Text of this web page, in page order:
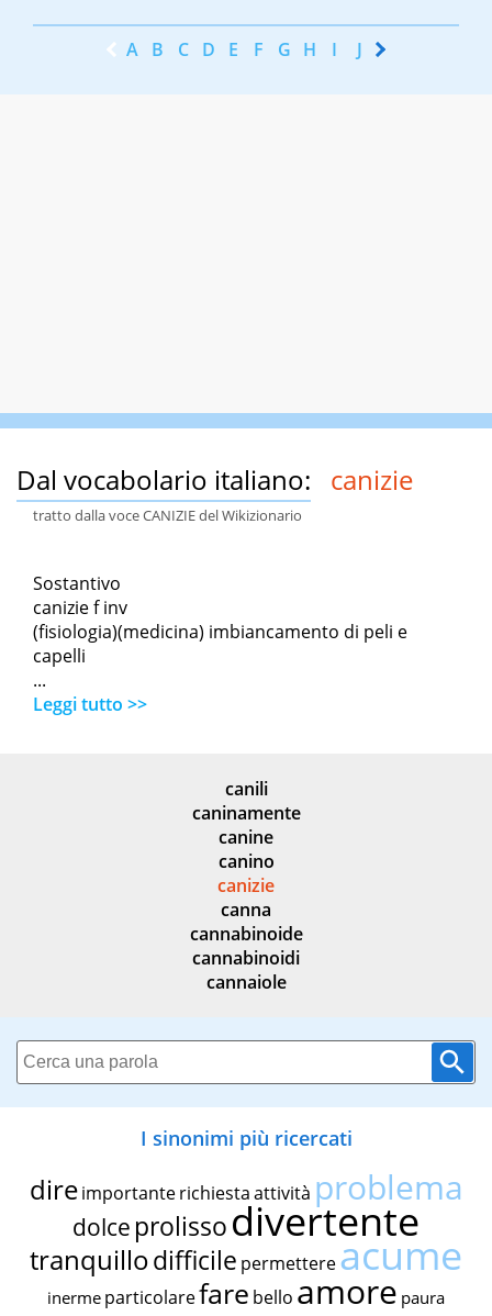
A B C D E F G H I J K
Dal vocabolario italiano: canizie
tratto dalla voce CANIZIE del Wikizionario
Sostantivo
canizie f inv
(fisiologia)(medicina) imbiancamento di peli e
capelli
...
Leggi tutto >>
canili
caninamente
canine
canino
canizie
canna
cannabinoide
cannabinoidi
cannaiole
I sinonimi più ricercati
dire importante richiestaattività problema
dolce prolissodivertente
tranquillodifficile permettereacume
inerme particolarefare bello amore paura